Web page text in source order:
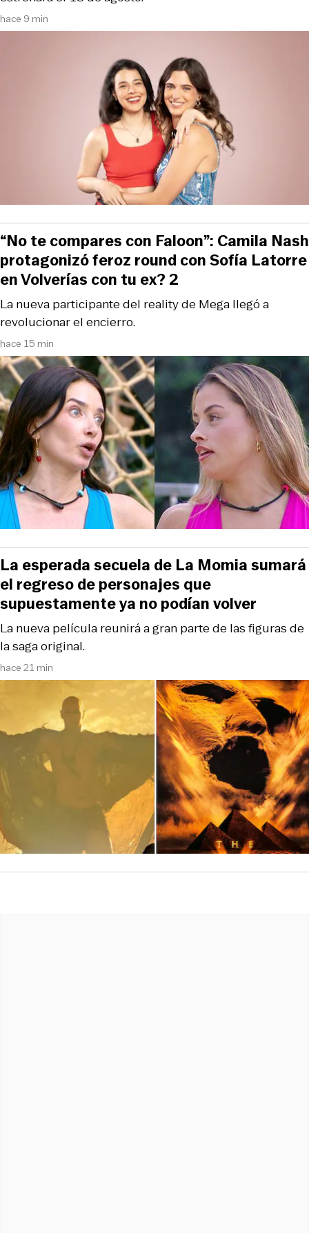
hace 9 min
hace 15 min
La nueva participante del reality de Mega llegó a
revolucionar el encierro.
“No te compares con Faloon”: Camila Nash
protagonizó feroz round con Sofía Latorre
en Volverías con tu ex? 2
hace 21 min
La nueva película reunirá a gran parte de las figuras de
la saga original.
La esperada secuela de La Momia sumará
el regreso de personajes que
supuestamente ya no podían volver